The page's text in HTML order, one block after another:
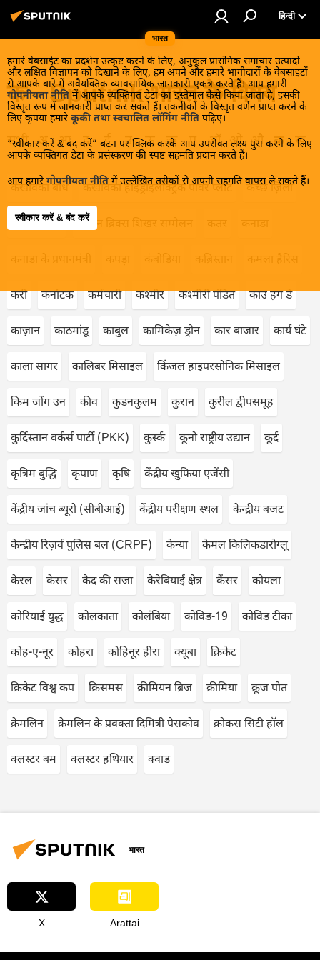
भारत
हिन्दी
हमारे वेबसाईट का प्रदर्शन उत्कृष्ट करने के लिए, अनुकूल प्रासंगिक समाचार उत्पादों
और लक्षित विज्ञापन को दिखाने के लिए, हम अपने और हमारे भागीदारों के वेबसाइटों
से आपके बारे में अवैयक्तिक व्यावसायिक जानकारी एकत्र करते हैं। आप हमारी
गोपनीयता नीति में आपके व्यक्तिगत डेटा का इस्तेमाल कैसे किया जाता है, इसकी
विस्तृत रूप में जानकारी प्राप्त कर सकते हैं। तकनीकों के विस्तृत वर्णन प्राप्त करने के
लिए कृपया हमारे कूकी तथा स्वचालित लॉगिंग नीति पढ़िए।
“स्वीकार करें & बंद करें” बटन पर क्लिक करके आप उपरोक्त लक्ष्य पुरा करने के लिए
आपके व्यक्तिगत डेटा के प्रसंस्करण की स्पष्ट सहमति प्रदान करते हैं।
आप हमारे गोपनीयता नीति में उल्लेखित तरीकों से अपनी सहमति वापस ले सकते हैं।
स्वीकार करें & बंद करें
क - Sputnik भारत के विषय
सभी अ आ इ ई उ ऊ ऋ ए ऑ ओ औ क ख
कखोवका बांध कखोवका हाइड्रोइलेक्ट्रिक पावर प्लांट कच्छ ज़िला
कजाकिस्तान कज़ान ब्रिक्स शिखर सम्मेलन
करी कर्नाटक कर्मचारी कश्मीर कश्मीरी पंडित काउ हग डे
काज़ान काठमांडू काबुल कामिकेज़ ड्रोन कार बाजार कार्य घंटे
काला सागर कालिबर मिसाइल किंजल हाइपरसोनिक मिसाइल
किम जोंग उन कीव कुडनकुलम कुरान कुरील द्वीपसमूह
कुर्दिस्तान वर्कर्स पार्टी (PKK) कुर्स्क कूनो राष्ट्रीय उद्यान कूर्द
कृत्रिम बुद्धि कृपाण कृषि केंद्रीय खुफिया एजेंसी
केंद्रीय जांच ब्यूरो (सीबीआई) केंद्रीय परीक्षण स्थल केन्द्रीय बजट
केन्द्रीय रिज़र्व पुलिस बल (CRPF) केन्या केमल किलिकडारोग्लू
केरल केसर कैद की सजा कैरेबियाई क्षेत्र कैंसर कोयला
कोरियाई युद्ध कोलकाता कोलंबिया कोविड-19 कोविड टीका
कोह-ए-नूर कोहरा कोहिनूर हीरा क्यूबा क्रिकेट
क्रिकेट विश्व कप क्रिसमस क्रीमियन ब्रिज क्रीमिया क्रूज पोत
क्रेमलिन क्रेमलिन के प्रवक्ता दिमित्री पेसकोव क्रोकस सिटी हॉल
क्लस्टर बम क्लस्टर हथियार क्वाड
भारत
X Arattai